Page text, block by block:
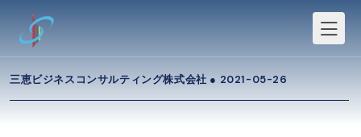
三恵ビジネスコンサルティング株式会社 ● 2021-05-26